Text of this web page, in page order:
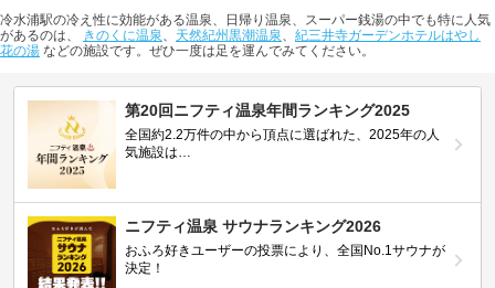
冷水浦駅の冷え性に効能がある温泉、日帰り温泉、スーパー銭湯の中でも特に人気
があるのは、
きのくに温泉、 天然紀州黒潮温泉、 紀三井寺ガーデンホテルはやし
花の湯 などの施設です。ぜひ一度は足を運んでみてください。
第20回ニフティ温泉年間ランキング2025
全国約2.2万件の中から頂点に選ばれた、2025年の人
気施設は…
ニフティ温泉 サウナランキング2026
おふろ好きユーザーの投票により、全国No.1サウナが
決定！